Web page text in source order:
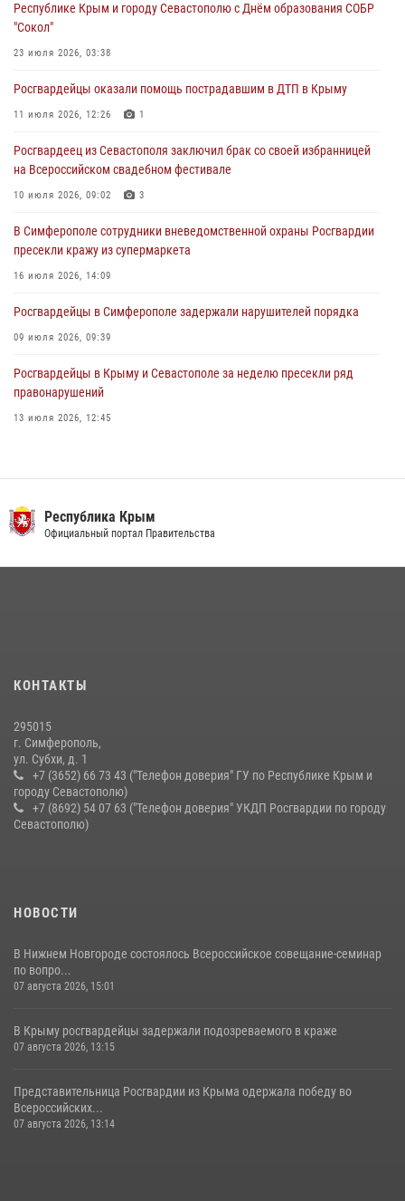
Росгвардия в Крыму и Севастополе задержала ряд
правонарушителей
03 августа 2026, 14:08
В Симферополе росгвардейцы задержали гражданина,
подозреваемого в совершении серии краж
Росгвардейцы оперативно задержали нарушителя на охраняемом
объекте в Севастополе
Республике Крым и городу Севастополю с Днём образования СОБР
"Сокол"
23 июля 2026, 03:38
Росгвардейцы оказали помощь пострадавшим в ДТП в Крыму
11 июля 2026, 12:26 1
Росгвардеец из Севастополя заключил брак со своей избранницей
на Всероссийском свадебном фестивале
10 июля 2026, 09:02 3
В Симферополе сотрудники вневедомственной охраны Росгвардии
пресекли кражу из супермаркета
16 июля 2026, 14:09
Росгвардейцы в Симферополе задержали нарушителей порядка
09 июля 2026, 09:39
Росгвардейцы в Крыму и Севастополе за неделю пресекли ряд
правонарушений
13 июля 2026, 12:45
21 июля 2026, 13:18
Росгвардия в Крыму и Севастополе задержала ряд
правонарушителей
10 июля 2026, 15:10
Республика Крым
Официальный портал Правительства
КОНТАКТЫ
295015
г. Симферополь,
ул. Субхи, д. 1
+7 (3652) 66 73 43 ("Телефон доверия" ГУ по Республике Крым и
городу Севастополю)
+7 (8692) 54 07 63 ("Телефон доверия" УКДП Росгвардии по городу
Севастополю)
НОВОСТИ
В Нижнем Новгороде состоялось Всероссийское совещание-семинар
по вопро...
07 августа 2026, 15:01
В Крыму росгвардейцы задержали подозреваемого в краже
07 августа 2026, 13:15
Представительница Росгвардии из Крыма одержала победу во
Всероссийских...
07 августа 2026, 13:14